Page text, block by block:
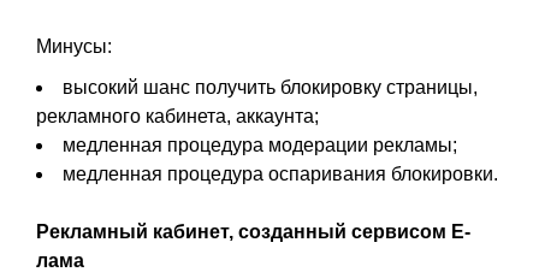
Минусы:
высокий шанс получить блокировку страницы,
рекламного кабинета, аккаунта;
медленная процедура модерации рекламы;
медленная процедура оспаривания блокировки.
Рекламный кабинет, созданный сервисом Е-
лама